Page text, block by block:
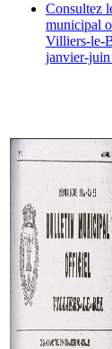
Consultez
municipal
Villiers-le-
janvier-